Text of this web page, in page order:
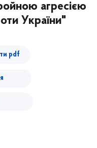
агресією
України"
pdf